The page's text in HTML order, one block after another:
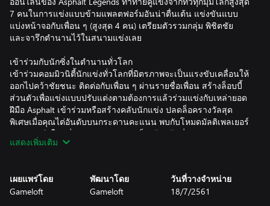
7 คนในการแข่งแบบข้ามแพลตฟอร์มอันน่าตื่นเต้น แข่งขันแบบ
แบ่งหน้าจอกับเพื่อน ๆ (สูงสุด 4 คน) เตรียมตัวรวมกลุ่ม พิชิตชัย
และจารึกตำนานไว้ในสนามแข่งเลย
เข้าร่วมกับนักซิ่งในตำนานทั่วโลก
เข้าร่วมคอมมิวนิตี้นักแข่งทั่วโลกที่มิตรภาพจะเป็นแรงขับเคลื่อนให้
ออกไปคว้าชัยชนะ ติดต่อกับเพื่อน ๆ ผ่านรายชื่อเพื่อน สร้างล็อบบี้
ส่วนตัวเพื่อแข่งแบบปรับแต่งตามต้องการแล้วร่วมแข่งกับเหล่ายอด
ฝีมือ Asphalt เข้าร่วมหรือสร้างคลับนักแข่ง ปลดล็อครางวัลสุด
พิเศษเมื่อคุณไต่อันดับบนกระดานคะแนน พบกับโหมดมัลติเพลเยอร์
แบบร่วมมือใหม่ที่คุณสามารถรับบทเป็นเจ้าหน้าที่หน่วยรักษาความ
ปลอดภัยที่ต้องตามล่าสมาชิกสมาคม หรือเป็นพวกนอกกฎหมายที่จะ
เลือกรถของคุณแล้วพิชิตการแข่งขัน
ควบคุมพลังของสุดยอดรถ: ไฮเปอร์คาร์กว่า 250 คันจากผู้ผลิตชั้น
แสดงเพิ่มเติม
เผยแพร่โดย
Gameloft
พัฒนาโดย
Gameloft
วันที่วางจำหน่าย
18/7/2561